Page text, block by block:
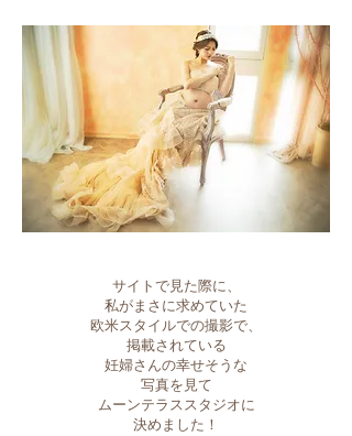
サイトで見た際に、
私がまさに求めていた
欧米スタイルでの撮影で、
掲載されている
妊婦さんの幸せそうな
写真を見て
ムーンテラススタジオに
決めました！